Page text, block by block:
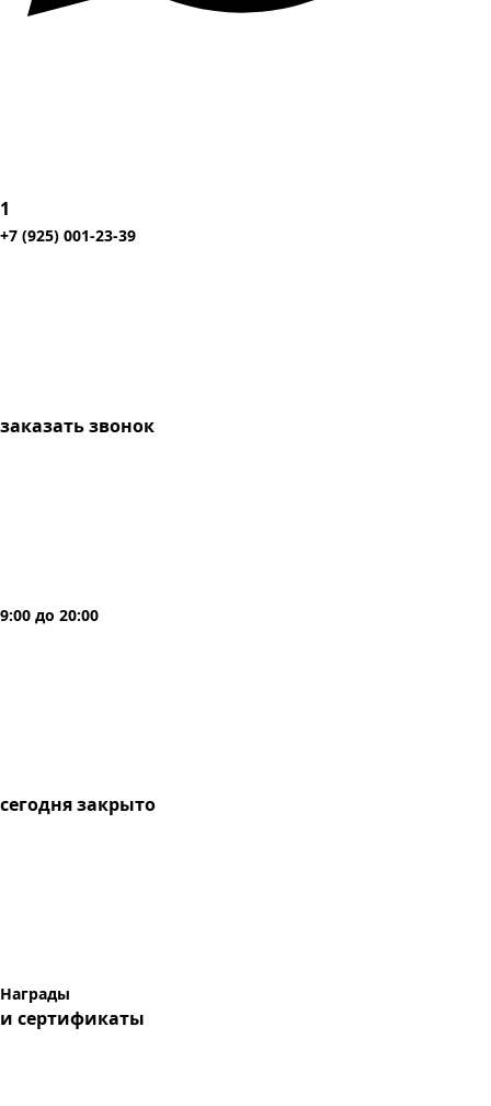
1
+7 (925) 001-23-39
заказать звонок
9:00 до 20:00
сегоднязакрыто
Награды
и сертификаты